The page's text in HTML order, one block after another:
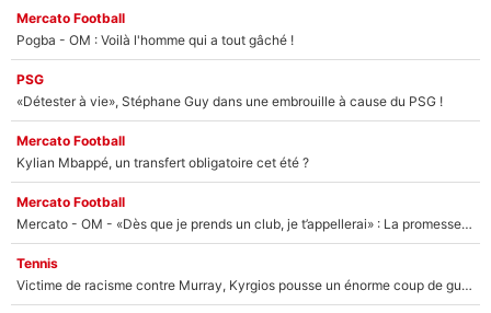
Mercato Football
Pogba - OM : Voilà l'homme qui a tout gâché !
PSG
«Détester à vie», Stéphane Guy dans une embrouille à cause du PSG !
Mercato Football
Kylian Mbappé, un transfert obligatoire cet été ?
Mercato Football
Mercato - OM - «Dès que je prends un club, je t’appellerai» : La promesse de Marcelino au moment de claquer la porte
Tennis
Victime de racisme contre Murray, Kyrgios pousse un énorme coup de gueule !